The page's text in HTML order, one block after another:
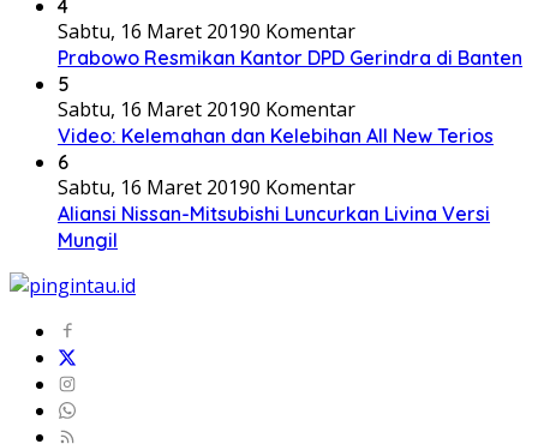
4
Sabtu, 16 Maret 20190 Komentar
Prabowo Resmikan Kantor DPD Gerindra di Banten
5
Sabtu, 16 Maret 20190 Komentar
Video: Kelemahan dan Kelebihan All New Terios
6
Sabtu, 16 Maret 20190 Komentar
Aliansi Nissan-Mitsubishi Luncurkan Livina Versi
Mungil